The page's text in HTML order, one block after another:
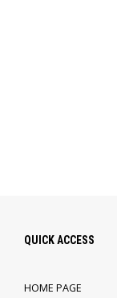
QUICK ACCESS
HOME PAGE